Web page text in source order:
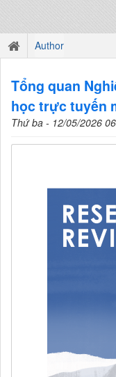
Author
Tổng quan
học trực tuyến
Thứ ba - 12/05/2026